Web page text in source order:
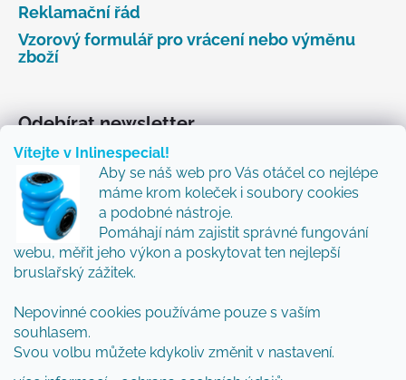
Vítejte v Inlinespecial!
Aby se náš web pro Vás otáčel co nejlépe
máme krom koleček i soubory cookies
a podobné nástroje.
Pomáhají nám zajistit správné fungování
webu, měřit jeho výkon a poskytovat ten nejlepší
bruslařský zážitek.
Nepovinné cookies používáme pouze s vaším
souhlasem.
Svou volbu můžete kdykoliv změnit v nastavení.
Reklamační řád
Vzorový formulář pro vrácení nebo výměnu
zboží
Odebírat newsletter
Vložte svůj e-mail a my vám budeme zasílat informace
o nových produktech na našem e-shopu.
Přidejte se k nám a my Vám budeme zasílat ty nejlepší
novinky a tipy.
E-mail
Vložením e-mailu souhlasíte spodmínkami
ochrany osobních údajů
PŘIHLÁSIT SE